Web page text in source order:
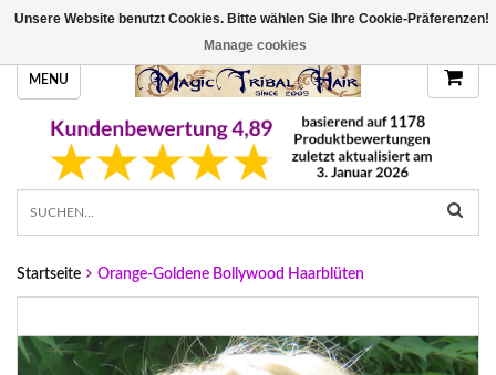
HANDGEFERTIGTE HAARTEILE, DEINE FARBE
MENU
Startseite Orange-Goldene Bollywood Haarblüten
Unsere Website benutzt Cookies. Bitte wählen Sie Ihre Cookie-Präferenzen!
Manage cookies